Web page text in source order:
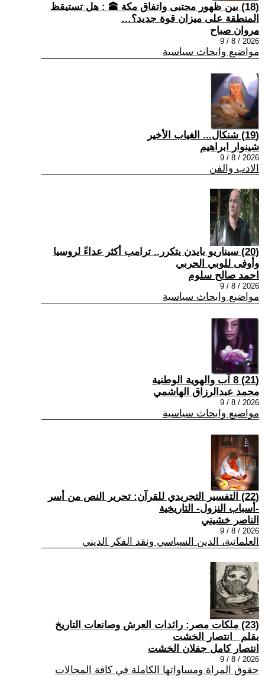
(18) بين ظهور مجتبى واتفاق مكة 🕋 : هل تستيقظ
المنطقة على ميزان قوة جديد؟…
مروان صباح
2026 / 8 / 9
مواضيع وابحاث سياسية
(19) شنكال... الغياب الأخير
شينوار ابراهيم
2026 / 8 / 9
الادب والفن
(20) سيناريو بايدن يتكرر.. ترامب أكثر عداءً لروسيا
وأوفى للوبي الحربي
احمد صالح سلوم
2026 / 8 / 9
مواضيع وابحاث سياسية
(21) 8 آب والهوية الوطنية
محمد عبدالرزاق الهاشمي
2026 / 8 / 9
مواضيع وابحاث سياسية
(22) التفسير التجريدي للقرآن: تحرير النص من أسر
-أسباب النزول- التاريخية
الناصر خشيني
2026 / 8 / 9
العلمانية، الدين السياسي ونقد الفكر الديني
(23) ملكات مصر: رائدات العرش وصانعات التاريخ
بقلم _انتصار الخشت
انتصار كامل جفلان الخشت
2026 / 8 / 9
حقوق المراة ومساواتها الكاملة في كافة المجالات